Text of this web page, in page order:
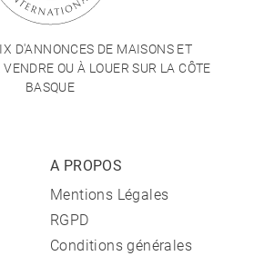
D'ANNONCES DE MAISONS ET
OU À LOUER SUR LA CÔTE
BASQUE
A PROPOS
Mentions Légales
RGPD
Conditions générales